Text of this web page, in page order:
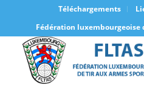
Téléchargements
Fédération